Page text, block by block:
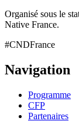
Organisé sous le
Native France.
#CNDFrance
Navigation
Programme
CFP
Partenaires